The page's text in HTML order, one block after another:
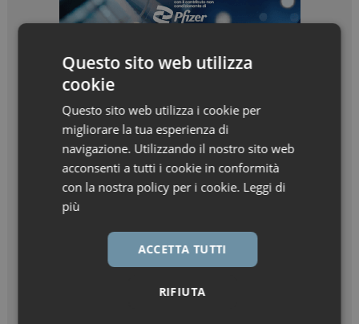
Questo sito web utilizza
cookie
Questo sito web utilizza i cookie per
migliorare la tua esperienza di
navigazione. Utilizzando il nostro sito web
acconsenti a tutti i cookie in conformità
con la nostra policy per i cookie. Leggi di
più
ACCETTA TUTTI
RIFIUTA